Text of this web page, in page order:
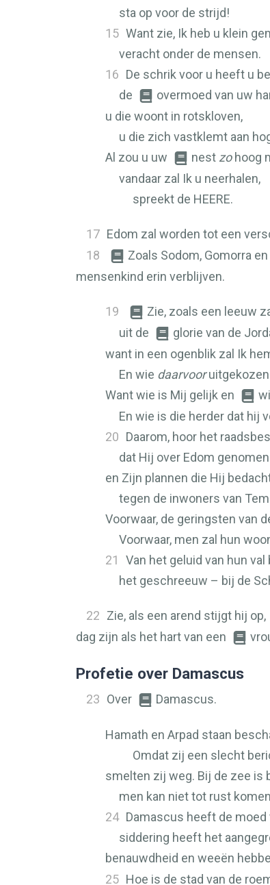
sta op voor de strijd!
15 Want zie, Ik heb u klein
veracht onder de mensen.
16 De schrik voor u heeft u
de
overmoed van uw
u die woont in rotskloven,
u die zich vastklemt aan
Al zou u uw
nest zohoog
vandaar zal Ik u neerhalen,
spreekt de HEERE.
17 Edom zal worden tot een
18
Zoals Sodom, Gomorra
mensenkind erin verblijven.
19
Zie, zoals een leeuw
uit de
glorie van de
want in een ogenblik zal Ik
En wie daarvooruitgekozen
Want wie is Mij gelijk en
En wie is die herder dat hij
20 Daarom, hoor het
dat Hij over Edom
en Zijn plannen die Hij
tegen de inwoners van
Voorwaar, de geringsten van
Voorwaar, men zal hun
21
Van het geluid van hun val
het geschreeuw – bij de
22 Zie, als een arend stijgt hij op,
dag zijn als het hart van een
Profetie over Damascus
23 Over Damascus.
Hamath en Arpad staan
Omdat zij een slecht
smelten zij weg. Bij de zee is
men kan niet tot rust
24 Damascus heeft de
siddering heeft het
benauwdheid en weeën
25 Hoe is de stad van de